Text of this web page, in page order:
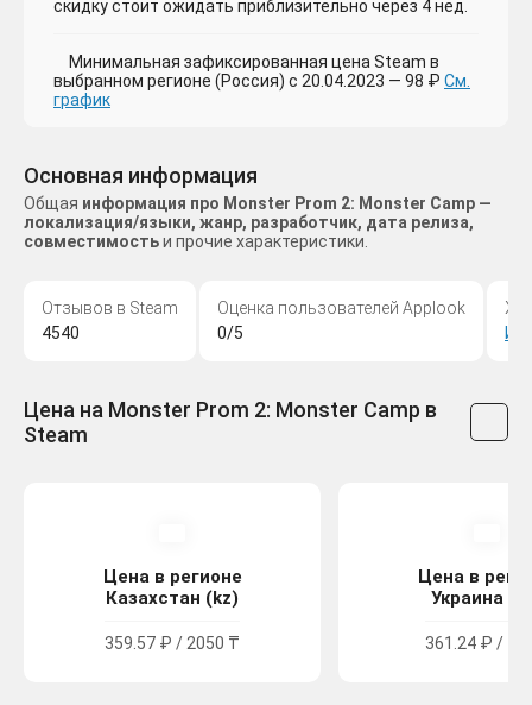
скидку стоит ожидать приблизительно через 4 нед.
Минимальная зафиксированная цена Steam в
выбранном регионе (Россия) с 20.04.2023 — 98 ₽ См.
график
Основная информация
Общая информация про Monster Prom 2: Monster Camp —
локализация/языки, жанр, разработчик, дата релиза,
совместимостьи прочие характеристики.
Отзывов в Steam
4540
Оценка пользователей Applook
0/5
Цена на Monster Prom 2: Monster Camp в
Steam
Цена в регионе
Казахстан (kz)
359.57 ₽ / 2050 ₸
Цена в
Украина
361.24 ₽ /